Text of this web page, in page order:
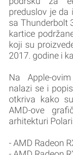
preduslov je
sa Thunderbolt
kartice
koji su
2017. godine i
Na Apple-
nalazi se i
otkriva kako
AMD-ove
arhitekturi
- AMD Radeon